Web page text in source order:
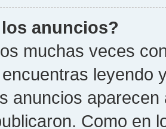
anuncios?
muchas veces
leyendo
anuncios
Como en